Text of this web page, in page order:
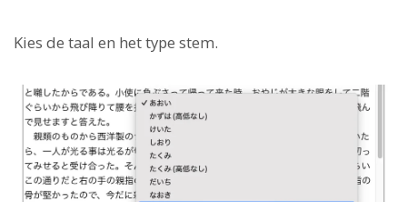
Kies de taal en het type stem.